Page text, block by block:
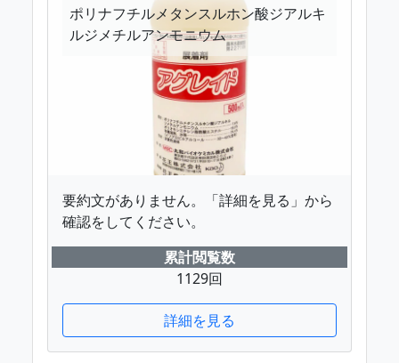
ポリナフチルメタンスルホン酸ジアルキ
ルジメチルアンモニウム
要約文がありません。「詳細を見る」から
確認をしてください。
累計閲覧数
1129回
詳細を見る